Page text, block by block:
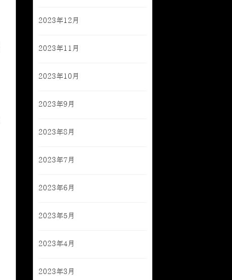
2023年12月
2023年11月
2023年10月
2023年9月
2023年8月
2023年7月
2023年6月
2023年5月
2023年4月
2023年3月